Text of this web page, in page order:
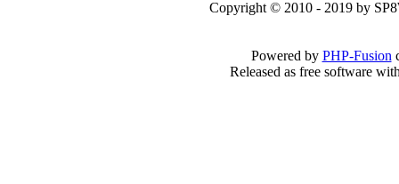
Copyright © 2010 - 2019 by
Powered by PHP-Fusion
Released as free software